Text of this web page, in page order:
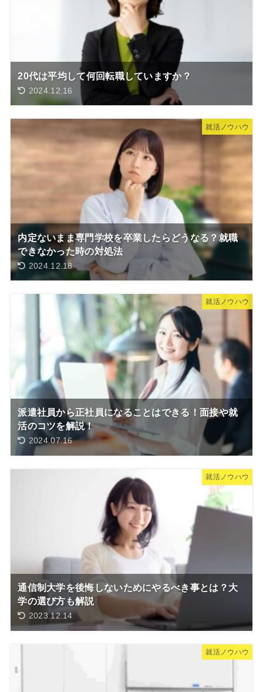
20代は平均して何回転職していますか？
2024.12.16
就活ノウハウ
内定ないまま専門学校を卒業したらどうなる？就職
できなかった時の対処法
2024.12.18
就活ノウハウ
派遣社員から正社員になることはできる！面接や就
活のコツを解説！
2024.07.16
就活ノウハウ
通信制大学を後悔しないためにやるべき事とは？大
学の選び方も解説
2023.12.14
就活ノウハウ